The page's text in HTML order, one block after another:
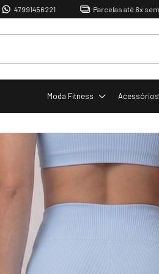
Parcelas até 6x sem juros
Moda Fitness Acessórios